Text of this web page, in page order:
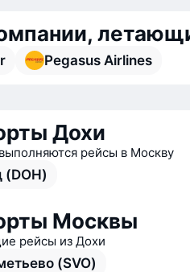
Pegasus Airlines
Дохи
рейсы в Москву
Москвы
рейсы из Дохи
(SVO)